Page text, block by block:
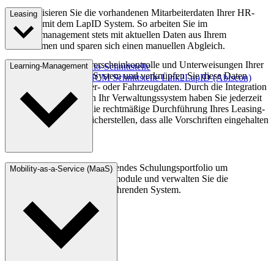
Synchronisieren Sie die vorhandenen Mitarbeiterdaten Ihrer HR-
Software mit dem LapID System. So arbeiten Sie im
Fuhrparkmanagement stets mit aktuellen Daten aus Ihrem
Unternehmen und sparen sich einen manuellen Abgleich.
Mehr zur Personio-Schnittstelle
Mehr zur SAP HCM Schnittstelle Link2LapID (Abiscon)
Leasing
Verwalten Sie die Führerscheinkontrolle und Unterweisungen Ihrer
Nutzer direkt in Ihrem System und verknüpfen Sie diese Daten
nahtlos mit Ihren Fahrer- oder Fahrzeugdaten. Durch die Integration
der LapID Lösungen in Ihr Verwaltungssystem haben Sie jederzeit
einen Überblick über die rechtmäßige Durchführung Ihres Leasing-
Services und können sicherstellen, dass alle Vorschriften eingehalten
Learning-Management
Komplettieren Sie Ihr bestehendes Schulungsportfolio um
ausgewählte Unterweisungsmodule und verwalten Sie die
Mitarbeiter direkt in Ihrem führenden System.
Mobility-as-a-Service (MaaS)